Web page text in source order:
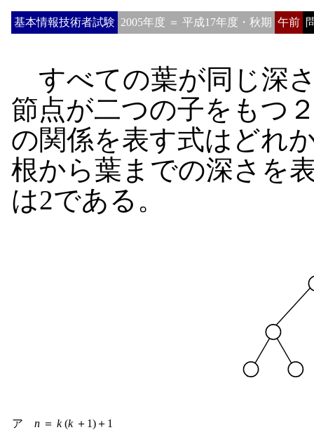
基本情報技術者試験 2005年度 ＝ 平成17年度・秋期 午前
すべての葉が同じ深
節点が二つの子をもつ
の関係を表す式はどれ
根から葉までの深さを
は2である。
ア n ＝ k(k ＋1)＋1